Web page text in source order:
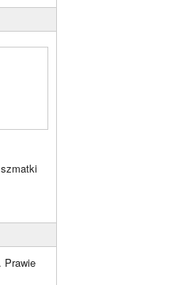
Prawie